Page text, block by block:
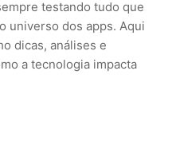
testando tudo que
universo dos apps. Aqui
dicas, análises e
a tecnologia impacta